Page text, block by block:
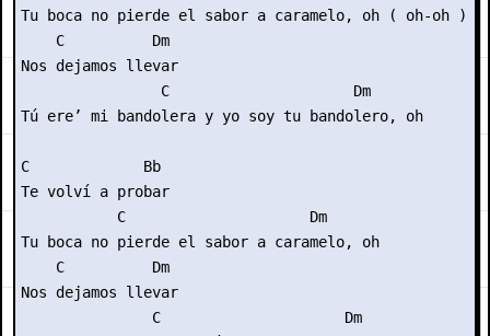
Tu boca no pierde el sabor a caramelo, oh ( oh-oh )
    C          Dm
Nos dejamos llevar
                C                     Dm
Tú ere’ mi bandolera y yo soy tu bandolero, oh
C             Bb
Te volví a probar
           C                     Dm
Tu boca no pierde el sabor a caramelo, oh
    C          Dm
Nos dejamos llevar
               C                     Dm